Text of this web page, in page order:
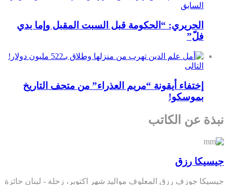
السابق
الحريري: “الحكومة قبل السبت المقبل وإما بدي
فلّ”
التالى
إختفاء أيقونة “مريم العذراء” من متحف التاريخ
بموسكو!
نبذة عن الكاتب
جيسيكا رزق
جيسيكا جوزف رزق المعلوف مواليد شهر اكتوبر، زحلة - لبنان حائزة